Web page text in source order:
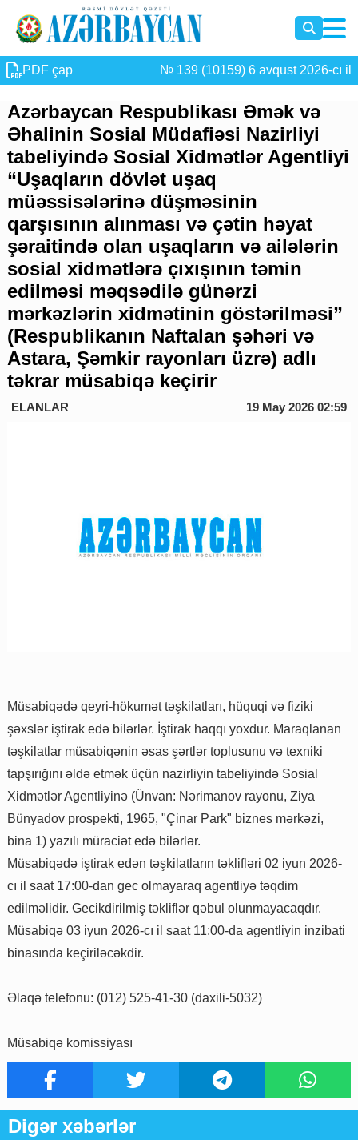
PDF çap № 139 (10159) 6 avqust 2026-cı il
Azərbaycan Respublikası Əmək və
Əhalinin Sosial Müdafiəsi Nazirliyi
tabeliyində Sosial Xidmətlər Agentliyi
“Uşaqların dövlət uşaq
müəssisələrinə düşməsinin
qarşısının alınması və çətin həyat
şəraitində olan uşaqların və ailələrin
sosial xidmətlərə çıxışının təmin
edilməsi məqsədilə günərzi
mərkəzlərin xidmətinin göstərilməsi”
(Respublikanın Naftalan şəhəri və
Astara, Şəmkir rayonları üzrə) adlı
təkrar müsabiqə keçirir
ELANLAR 19 May 2026 02:59
Müsabiqədə qeyri-hökumət təşkilatları, hüquqi və fiziki
şəxslər iştirak edə bilərlər. İştirak haqqı yoxdur. Maraqlanan
təşkilatlar müsabiqənin əsas şərtlər toplusunu və texniki
tapşırığını əldə etmək üçün nazirliyin tabeliyində Sosial
Xidmətlər Agentliyinə (Ünvan: Nərimanov rayonu, Ziya
Bünyadov prospekti, 1965, "Çinar Park" biznes mərkəzi,
bina 1) yazılı müraciət edə bilərlər.
Müsabiqədə iştirak edən təşkilatların təklifləri 02 iyun 2026-
cı il saat 17:00-dan gec olmayaraq agentliyə təqdim
edilməlidir. Gecikdirilmiş təkliflər qəbul olunmayacaqdır.
Müsabiqə 03 iyun 2026-cı il saat 11:00-da agentliyin inzibati
binasında keçiriləcəkdir.
Əlaqə telefonu: (012) 525-41-30 (daxili-5032)
Müsabiqə komissiyası
Digər xəbərlər